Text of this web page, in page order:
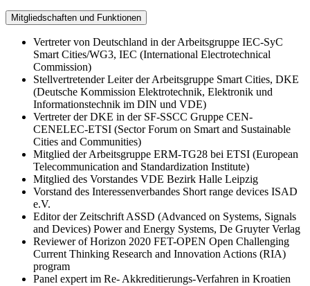
Mitgliedschaften und Funktionen
Vertreter von Deutschland in der Arbeitsgruppe IEC-SyC
Smart Cities/WG3, IEC (International Electrotechnical
Commission)
Stellvertretender Leiter der Arbeitsgruppe Smart Cities, DKE
(Deutsche Kommission Elektrotechnik, Elektronik und
Informationstechnik im DIN und VDE)
Vertreter der DKE in der SF-SSCC Gruppe CEN-
CENELEC-ETSI (Sector Forum on Smart and Sustainable
Cities and Communities)
Mitglied der Arbeitsgruppe ERM-TG28 bei ETSI (European
Telecommunication and Standardization Institute)
Mitglied des Vorstandes VDE Bezirk Halle Leipzig
Vorstand des Interessenverbandes Short range devices ISAD
e.V.
Editor der Zeitschrift ASSD (Advanced on Systems, Signals
and Devices) Power and Energy Systems, De Gruyter Verlag
Reviewer of Horizon 2020 FET-OPEN Open Challenging
Current Thinking Research and Innovation Actions (RIA)
program
Panel expert im Re- Akkreditierungs-Verfahren in Kroatien